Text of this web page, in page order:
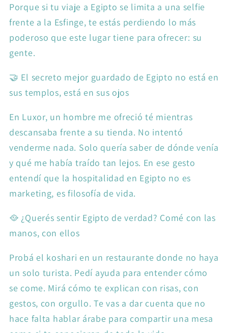
Porque si tu viaje a Egipto se limita a una selfie
frente a la Esfinge, te estás perdiendo lo más
poderoso que este lugar tiene para ofrecer: su
gente.
🤝 El secreto mejor guardado de Egipto no está en
sus templos, está en sus ojos
En Luxor, un hombre me ofreció té mientras
descansaba frente a su tienda. No intentó
venderme nada. Solo quería saber de dónde venía
y qué me había traído tan lejos. En ese gesto
entendí que la hospitalidad en Egipto no es
marketing, es filosofía de vida.
🥘 ¿Querés sentir Egipto de verdad? Comé con las
manos, con ellos
Probá el koshari en un restaurante donde no haya
un solo turista. Pedí ayuda para entender cómo
se come. Mirá cómo te explican con risas, con
gestos, con orgullo. Te vas a dar cuenta que no
hace falta hablar árabe para compartir una mesa